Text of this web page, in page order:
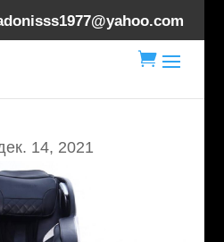

hoverdream-
14, 2021